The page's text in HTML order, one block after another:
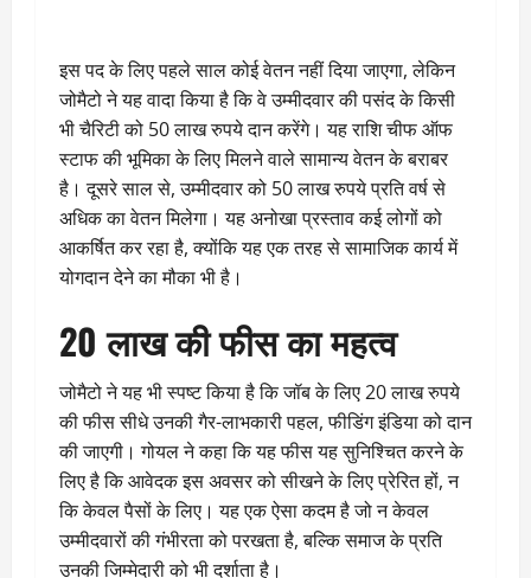
इस पद के लिए पहले साल कोई वेतन नहीं दिया जाएगा, लेकिन
जोमैटो ने यह वादा किया है कि वे उम्मीदवार की पसंद के किसी
भी चैरिटी को 50 लाख रुपये दान करेंगे। यह राशि चीफ ऑफ
स्टाफ की भूमिका के लिए मिलने वाले सामान्य वेतन के बराबर
है। दूसरे साल से, उम्मीदवार को 50 लाख रुपये प्रति वर्ष से
अधिक का वेतन मिलेगा। यह अनोखा प्रस्ताव कई लोगों को
आकर्षित कर रहा है, क्योंकि यह एक तरह से सामाजिक कार्य में
योगदान देने का मौका भी है।
20 लाख की फीस का महत्व
जोमैटो ने यह भी स्पष्ट किया है कि जॉब के लिए 20 लाख रुपये
की फीस सीधे उनकी गैर-लाभकारी पहल, फीडिंग इंडिया को दान
की जाएगी। गोयल ने कहा कि यह फीस यह सुनिश्चित करने के
लिए है कि आवेदक इस अवसर को सीखने के लिए प्रेरित हों, न
कि केवल पैसों के लिए। यह एक ऐसा कदम है जो न केवल
उम्मीदवारों की गंभीरता को परखता है, बल्कि समाज के प्रति
उनकी जिम्मेदारी को भी दर्शाता है।